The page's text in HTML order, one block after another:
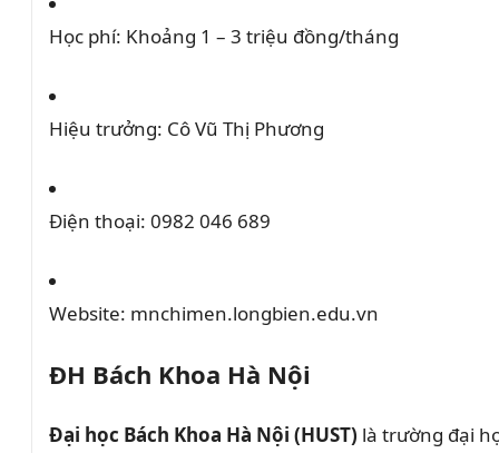
Học phí: Khoảng 1 – 3 triệu đồng/tháng
Hiệu trưởng: Cô Vũ Thị Phương
Điện thoại: 0982 046 689
Website: mnchimen.longbien.edu.vn
ĐH Bách Khoa Hà Nội
Đại học Bách Khoa Hà Nội (HUST) là trường đại